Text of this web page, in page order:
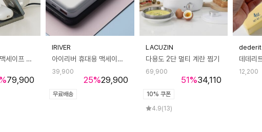
아이리버 6in1 맥세이프 충전기 ISC-MG100 갤럭시 아이폰 갤럭시워치 애플워치 에어팟 무선 충전
79,900
IRIVER
아이리버 휴대용 맥세이프 보조배터리
25%
39,900
29,900
무료배송
LACUZIN
다용도 2단 멀티 계란 찜기
51%
69,900
34,110
10% 쿠폰
4.9(13)
dederit
12,200